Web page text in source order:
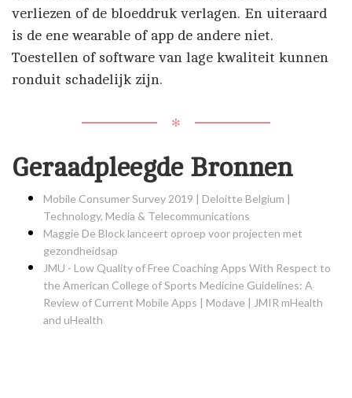
verliezen of de bloeddruk verlagen. En uiteraard
is de ene wearable of app de andere niet.
Toestellen of software van lage kwaliteit kunnen
ronduit schadelijk zijn.
✻
Geraadpleegde Bronnen
Mobile Consumer Survey 2019 | Deloitte Belgium |
Technology, Media & Telecommunications
Maggie De Block lanceert oproep voor projecten met
gezondheidsap
JMU - Low Quality of Free Coaching Apps With Respect to
the American College of Sports Medicine Guidelines: A
Review of Current Mobile Apps | Modave | JMIR mHealth
and uHealth